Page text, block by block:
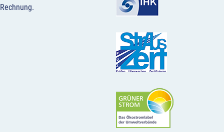
Rechnung.